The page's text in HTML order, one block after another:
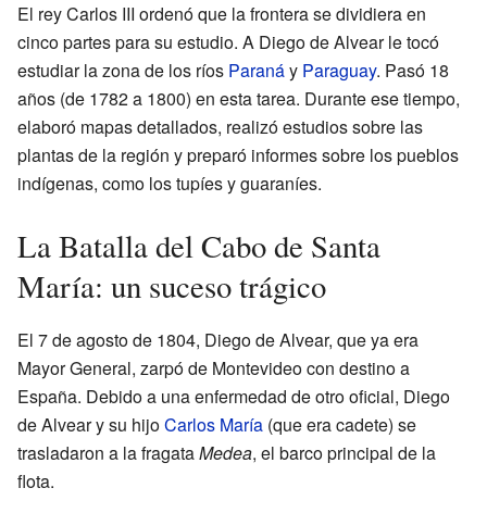
El rey Carlos III ordenó que la frontera se dividiera en
cinco partes para su estudio. A Diego de Alvear le tocó
estudiar la zona de los ríos Paranáy Paraguay. Pasó 18
años (de 1782 a 1800) en esta tarea. Durante ese tiempo,
elaboró mapas detallados, realizó estudios sobre las
plantas de la región y preparó informes sobre los pueblos
indígenas, como los tupíes y guaraníes.
La Batalla del Cabo de Santa
María: un suceso trágico
El 7 de agosto de 1804, Diego de Alvear, que ya era
Mayor General, zarpó de Montevideo con destino a
España. Debido a una enfermedad de otro oficial, Diego
de Alvear y su hijoCarlos María (que era cadete) se
trasladaron a la fragataMedea, el barco principal de la
flota.